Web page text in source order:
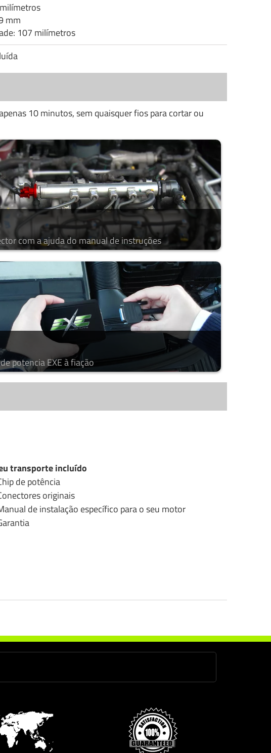
mm
107 milímetros
10 minutos, sem quaisquer fios para cortar ou
com a ajuda do manual de instruções
potencia EXE à fiação
transporte incluído
de potência
originais
de instalação específico para o seu motor